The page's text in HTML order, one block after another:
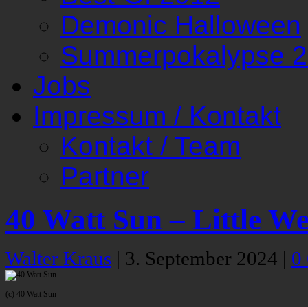
Demonic Halloween
Summerpokalypse
Jobs
Impressum / Kontakt
Kontakt / Team
Partner
40 Watt Sun – Little
Walter Kraus | 3. September 2024 | 0
(c) 40 Watt Sun